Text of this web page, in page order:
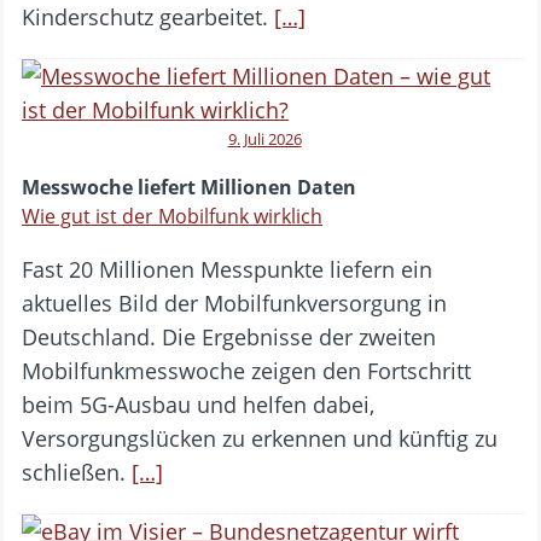
Kinderschutz gearbeitet. […]
9. Juli 2026
Messwoche liefert Millionen Daten
Wie gut ist der Mobilfunk wirklich
Fast 20 Millionen Messpunkte liefern ein
aktuelles Bild der Mobilfunkversorgung in
Deutschland. Die Ergebnisse der zweiten
Mobilfunkmesswoche zeigen den Fortschritt
beim 5G-Ausbau und helfen dabei,
Versorgungslücken zu erkennen und künftig zu
schließen. […]